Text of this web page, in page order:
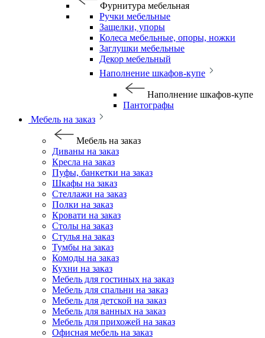
Фурнитура мебельная
Ручки мебельные
Защелки, упоры
Колеса мебельные, опоры, ножки
Заглушки мебельные
Декор мебельный
Наполнение шкафов-купе
Наполнение шкафов-купе
Пантографы
Мебель на заказ
Мебель на заказ
Диваны на заказ
Кресла на заказ
Пуфы, банкетки на заказ
Шкафы на заказ
Стеллажи на заказ
Полки на заказ
Кровати на заказ
Столы на заказ
Стулья на заказ
Тумбы на заказ
Комоды на заказ
Кухни на заказ
Мебель для гостиных на заказ
Мебель для спальни на заказ
Мебель для детской на заказ
Мебель для ванных на заказ
Мебель для прихожей на заказ
Офисная мебель на заказ